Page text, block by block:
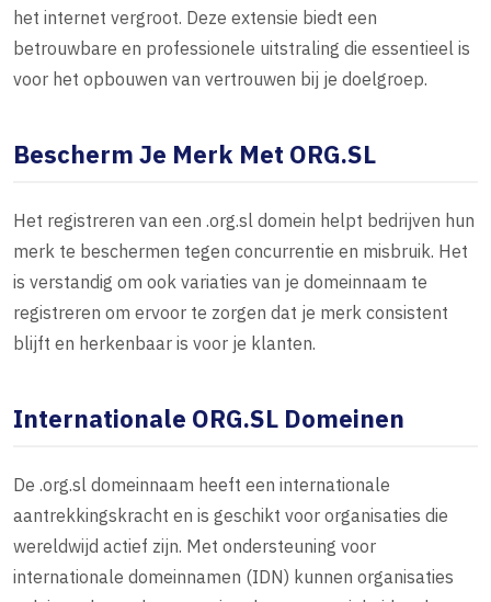
het internet vergroot. Deze extensie biedt een
betrouwbare en professionele uitstraling die essentieel is
voor het opbouwen van vertrouwen bij je doelgroep.
Bescherm Je Merk Met ORG.SL
Het registreren van een .org.sl domein helpt bedrijven hun
merk te beschermen tegen concurrentie en misbruik. Het
is verstandig om ook variaties van je domeinnaam te
registreren om ervoor te zorgen dat je merk consistent
blijft en herkenbaar is voor je klanten.
Internationale ORG.SL Domeinen
De .org.sl domeinnaam heeft een internationale
aantrekkingskracht en is geschikt voor organisaties die
wereldwijd actief zijn. Met ondersteuning voor
internationale domeinnamen (IDN) kunnen organisaties